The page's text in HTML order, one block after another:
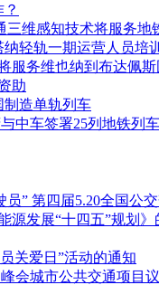
三维感知技术将服务地
轻轨一期运营人员培
服务维也纳到布达佩
助
制造单轨列车
中车签署25列地铁列
” 第四届5.20全国公
源发展“十四五”规划》
关爱日”活动的通知
会城市公共交通项目